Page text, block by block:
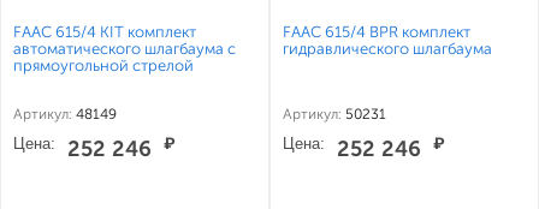
FAAC 615/4 KIT комплект
автоматического шлагбаума с
прямоугольной стрелой
Артикул: 48149
Цена: 252 246 ₽
FAAC 615/4 BPR комплект
гидравлического шлагбаума
Артикул: 50231
Цена: 252 246 ₽